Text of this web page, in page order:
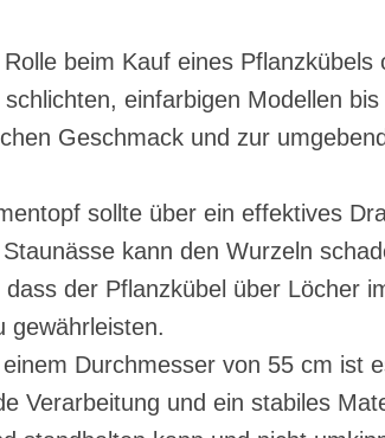
beim Kauf eines Pflanzkübels
einfarbigen Modellen
Geschmack und zur
sollte über ein effektives
kann den Wurzeln
der Pflanzkübel über Löcher
gewährleisten.
Durchmesser von 55 cm ist
Verarbeitung und ein stabiles